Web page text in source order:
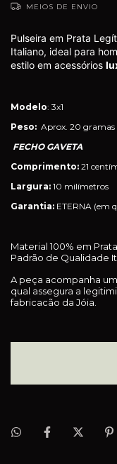
MEIOS DE ENVIO
Pulseira em Prata
Italiano, ideal para
estilo em acessórios
Modelo: 3x1
Peso: Aprox. 20 gramas
FECHO GAVETA
Comprimento: 21
Largura: 10 milímetros
Garantia: ETERNA (em
Material 100% em
Padrão de Qualidade
A peça acompanha
qual assegura a
fabricacão da Jóia.